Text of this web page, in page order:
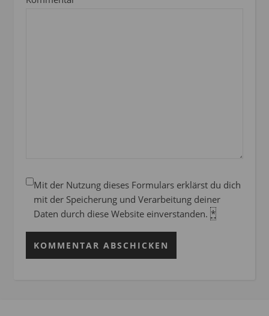
Mit der Nutzung dieses Formulars erklärst du dich
mit der Speicherung und Verarbeitung deiner
Daten durch diese Website einverstanden. *